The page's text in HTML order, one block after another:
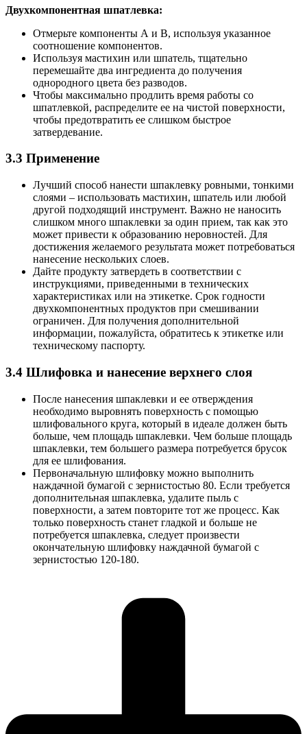
Двухкомпонентная шпатлевка:
Отмерьте компоненты А и В, используя указанное
соотношение компонентов.
Используя мастихин или шпатель, тщательно
перемешайте два ингредиента до получения
однородного цвета без разводов.
Чтобы максимально продлить время работы со
шпатлевкой, распределите ее на чистой поверхности,
чтобы предотвратить ее слишком быстрое
затвердевание.
3.3 Применение
Лучший способ нанести шпаклевку ровными, тонкими
слоями – использовать мастихин, шпатель или любой
другой подходящий инструмент. Важно не наносить
слишком много шпаклевки за один прием, так как это
может привести к образованию неровностей. Для
достижения желаемого результата может потребоваться
нанесение нескольких слоев.
Дайте продукту затвердеть в соответствии с
инструкциями, приведенными в технических
характеристиках или на этикетке. Срок годности
двухкомпонентных продуктов при смешивании
ограничен. Для получения дополнительной
информации, пожалуйста, обратитесь к этикетке или
техническому паспорту.
3.4 Шлифовка и нанесение верхнего слоя
После нанесения шпаклевки и ее отверждения
необходимо выровнять поверхность с помощью
шлифовального круга, который в идеале должен быть
больше, чем площадь шпаклевки. Чем больше площадь
шпаклевки, тем большего размера потребуется брусок
для ее шлифования.
Первоначальную шлифовку можно выполнить
наждачной бумагой с зернистостью 80. Если требуется
дополнительная шпаклевка, удалите пыль с
поверхности, а затем повторите тот же процесс. Как
только поверхность станет гладкой и больше не
потребуется шпаклевка, следует произвести
окончательную шлифовку наждачной бумагой с
зернистостью 120-180.